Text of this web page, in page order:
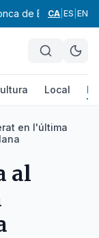
de Barberà
CA ES EN
Local
en l'última
al